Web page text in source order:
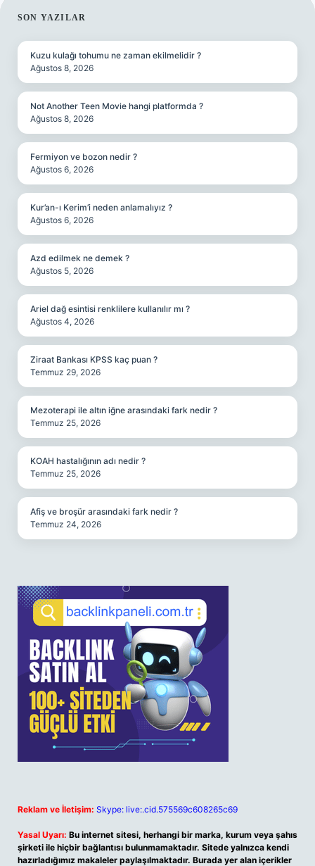
SIDEBAR
SON YAZILAR
Kuzu kulağı tohumu ne zaman ekilmelidir ?
Ağustos 8, 2026
Not Another Teen Movie hangi platformda ?
Ağustos 8, 2026
Fermiyon ve bozon nedir ?
Ağustos 6, 2026
Kur’an-ı Kerim’i neden anlamalıyız ?
Ağustos 6, 2026
Azd edilmek ne demek ?
Ağustos 5, 2026
Ariel dağ esintisi renklilere kullanılır mı ?
Ağustos 4, 2026
Ziraat Bankası KPSS kaç puan ?
Temmuz 29, 2026
Mezoterapi ile altın iğne arasındaki fark nedir ?
Temmuz 25, 2026
KOAH hastalığının adı nedir ?
Temmuz 25, 2026
Afiş ve broşür arasındaki fark nedir ?
Temmuz 24, 2026
Reklam ve İletişim: Skype: live:.cid.575569c608265c69
Yasal Uyarı: Bu internet sitesi, herhangi bir marka, kurum veya şahıs
şirketi ile hiçbir bağlantısı bulunmamaktadır. Sitede yalnızca kendi
hazırladığımız makaleler paylaşılmaktadır. Burada yer alan içerikler